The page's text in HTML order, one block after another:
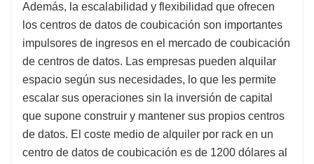
Además, la escalabilidad y flexibilidad que ofrecen
los centros de datos de coubicación son importantes
impulsores de ingresos en el mercado de coubicación
de centros de datos. Las empresas pueden alquilar
espacio según sus necesidades, lo que les permite
escalar sus operaciones sin la inversión de capital
que supone construir y mantener sus propios centros
de datos. El coste medio de alquiler por rack en un
centro de datos de coubicación es de 1200 dólares al